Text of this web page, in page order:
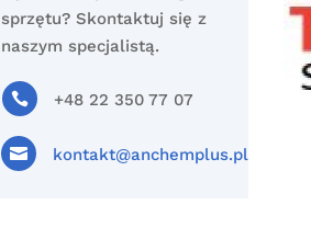
sprzętu? Skontaktuj się z
naszym specjalistą.
 +48 22 350 77 07
 kontakt@anchemplus.pl